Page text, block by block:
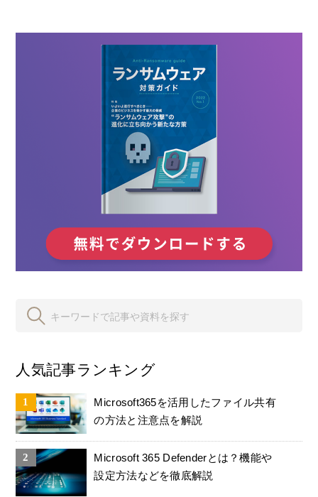
人気記事ランキング
Microsoft365を活用したファイル共有
の方法と注意点を解説
Microsoft 365 Defenderとは？機能や
設定方法などを徹底解説